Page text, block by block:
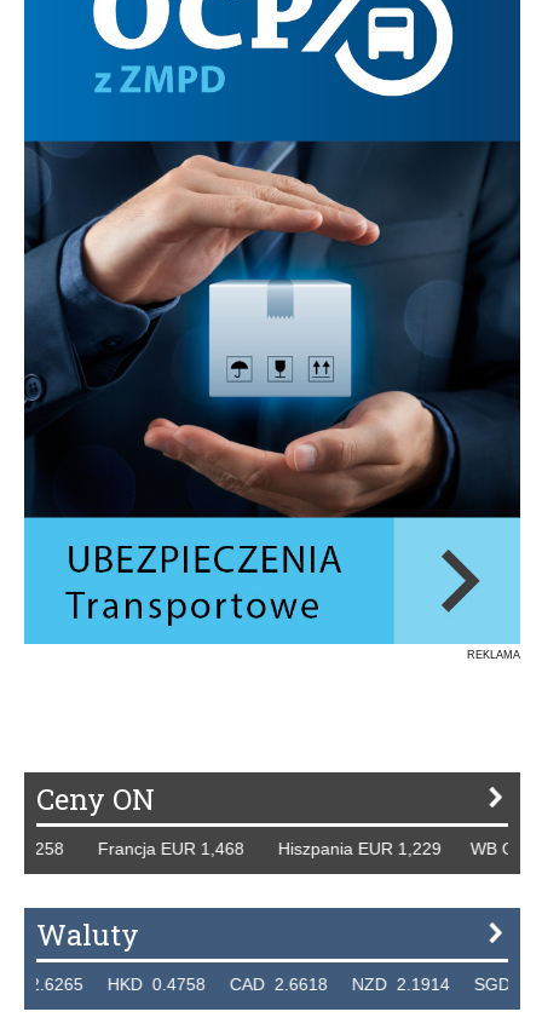
REKLAMA
Ceny ON
Francja EUR 1,468 Hiszpania EUR 1,229 WB GBP
Waluty
HKD 0.4758 CAD 2.6618 NZD 2.1914 SGD